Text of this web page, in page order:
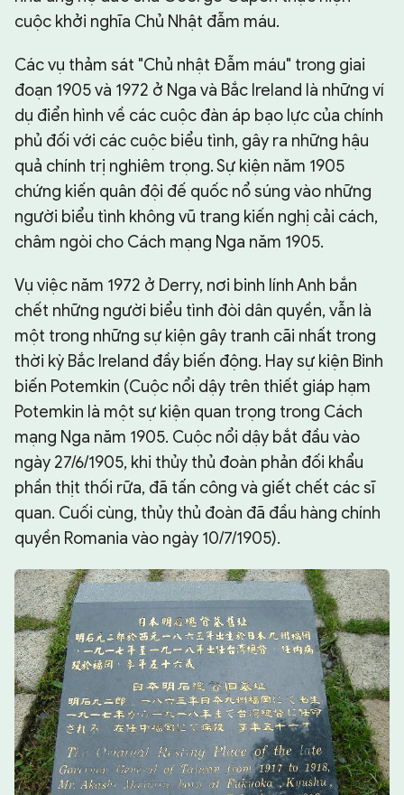
cuộc khởi nghĩa Chủ Nhật đẫm máu.
Các vụ thảm sát "Chủ nhật Đẫm máu" trong giai
đoạn 1905 và 1972 ở Nga và Bắc Ireland là những ví
dụ điển hình về các cuộc đàn áp bạo lực của chính
phủ đối với các cuộc biểu tình, gây ra những hậu
quả chính trị nghiêm trọng. Sự kiện năm 1905
chứng kiến quân đội đế quốc nổ súng vào những
người biểu tình không vũ trang kiến nghị cải cách,
châm ngòi cho Cách mạng Nga năm 1905.
Vụ việc năm 1972 ở Derry, nơi binh lính Anh bắn
chết những người biểu tình đòi dân quyền, vẫn là
một trong những sự kiện gây tranh cãi nhất trong
thời kỳ Bắc Ireland đầy biến động. Hay sự kiện Binh
biến Potemkin (Cuộc nổi dậy trên thiết giáp hạm
Potemkin là một sự kiện quan trọng trong Cách
mạng Nga năm 1905. Cuộc nổi dậy bắt đầu vào
ngày 27/6/1905, khi thủy thủ đoàn phản đối khẩu
phần thịt thối rữa, đã tấn công và giết chết các sĩ
quan. Cuối cùng, thủy thủ đoàn đã đầu hàng chính
quyền Romania vào ngày 10/7/1905).